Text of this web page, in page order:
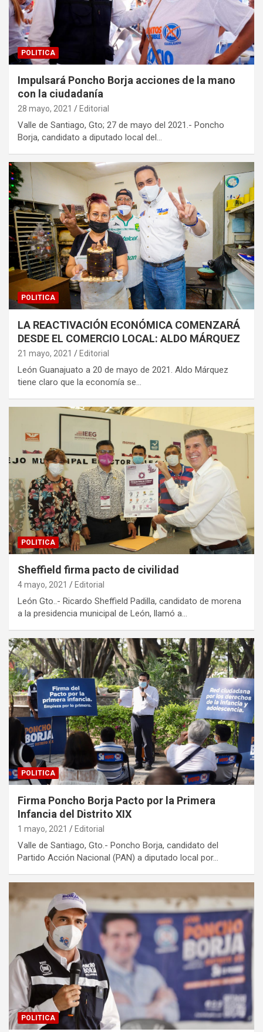
POLITICA
Impulsará Poncho Borja acciones de la mano
con la ciudadanía
28 mayo, 2021 Editorial
Valle de Santiago, Gto; 27 de mayo del 2021.- Poncho
Borja, candidato a diputado local del…
POLITICA
LA REACTIVACIÓN ECONÓMICA COMENZARÁ
DESDE EL COMERCIO LOCAL: ALDO MÁRQUEZ
21 mayo, 2021 Editorial
León Guanajuato a 20 de mayo de 2021. Aldo Márquez
tiene claro que la economía se…
POLITICA
Sheffield firma pacto de civilidad
4 mayo, 2021 Editorial
León Gto..- Ricardo Sheffield Padilla, candidato de morena
a la presidencia municipal de León, llamó a…
POLITICA
Firma Poncho Borja Pacto por la Primera
Infancia del Distrito XIX
1 mayo, 2021 Editorial
Valle de Santiago, Gto.- Poncho Borja, candidato del
Partido Acción Nacional (PAN) a diputado local por…
POLITICA